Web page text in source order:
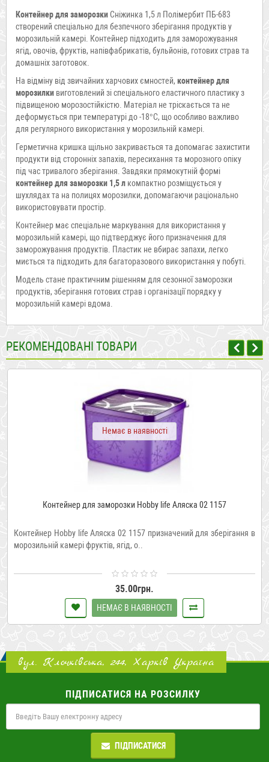
Контейнер для заморозкиСніжинка 1,5 л Полімербит ПБ-683
створений спеціально для безпечного зберігання продуктів у
морозильній камері. Контейнер підходить для заморожування
ягід, овочів, фруктів, напівфабрикатів, бульйонів, готових страв та
домашніх заготовок.
На відміну від звичайних харчових ємностей, контейнер для
морозилки виготовлений зі спеціального еластичного пластику з
підвищеною морозостійкістю. Матеріал не тріскається та не
деформується при температурі до -18°C, що особливо важливо
для регулярного використання у морозильній камері.
Герметична кришка щільно закривається та допомагає захистити
продукти від сторонніх запахів, пересихання та морозного опіку
під час тривалого зберігання. Завдяки прямокутній формі
контейнер для заморозки 1,5 л компактно розміщується у
шухлядах та на полицях морозилки, допомагаючи раціонально
використовувати простір.
Контейнер має спеціальне маркування для використання у
морозильній камері, що підтверджує його призначення для
заморожування продуктів. Пластик не вбирає запахи, легко
миється та підходить для багаторазового використання у побуті.
Модель стане практичним рішенням для сезонної заморозки
продуктів, зберігання готових страв і організації порядку у
морозильній камері вдома.
РЕКОМЕНДОВАНІ ТОВАРИ
Немає в наявності
Контейнер для заморозки Hobby life Аляска 02 1157
Контейнер Hobby life Аляска 02 1157 призначений для зберігання в
морозильній камері фруктів, ягід, о..
35.00грн.
НЕМАЄ В НАЯВНОСТІ
вул. Клочківська, 244, Харків Україна
ПІДПИСАТИСЯ НА РОЗСИЛКУ
ПІДПИСАТИСЯ